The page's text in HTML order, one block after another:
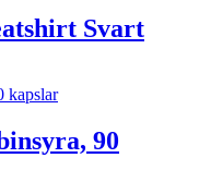
Svart
90